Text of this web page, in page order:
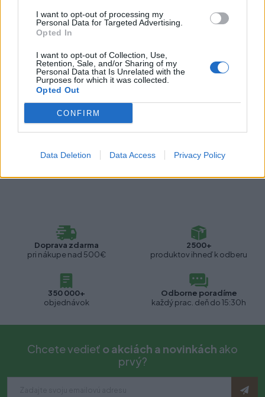
I want to opt-out of processing my
Personal Data for Targeted Advertising.
Opted In
I want to opt-out of Collection, Use,
Retention, Sale, and/or Sharing of my
Personal Data that Is Unrelated with the
Purposes for which it was collected.
Opted Out
CONFIRM
Data Deletion Data Access Privacy Policy
Obsah balenia:
1x vešiak, 1x montážna
podložka, 1x červík, skrutky
Recenzie produktu
Pre tento produkt neboli pridané žiadne recenzie.
Pre pridanie recenzie sa musíte prihlásiť
Doprava zdarma
pri nákupe nad 500€
2500+
produktov ihneď k odberu
350 000+
objednávok
Odborne poradíme
každý prac. deň do 15:30h
Chcete vedieť o akciách a novinkách ako
prvý?